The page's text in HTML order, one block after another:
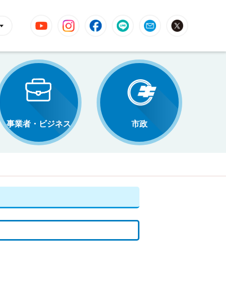
YouTube InstagramFacebookLINE Mail
事業者・ビジネス 市政